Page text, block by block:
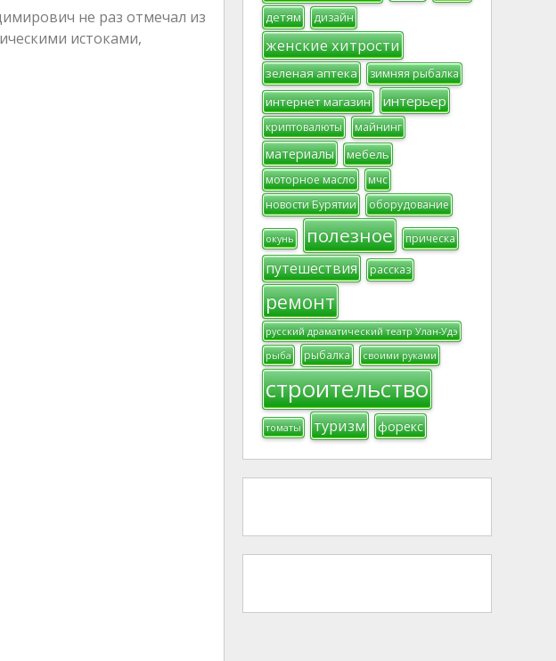
не раз отмечал из
истоками,
детям дизайн
женские хитрости
зеленая аптека зимняя рыбалка
интернет магазин интерьер
криптовалюты майнинг
материалы мебель
моторное масло
мчс
новости Бурятии
оборудование
окунь полезное прическа
путешествия рассказ
ремонт
русский драматический театр Улан-Удэ
рыба
рыбалка своими руками
строительство
томаты туризм форекс